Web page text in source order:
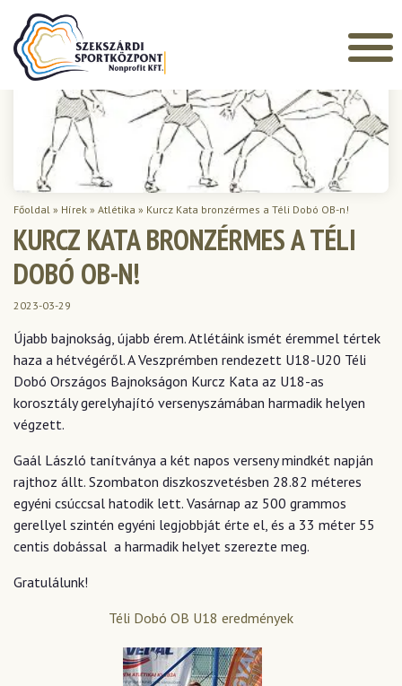
Főoldal » Hírek » Atlétika » Kurcz Kata bronzérmes a Téli Dobó OB-n!
KURCZ KATA BRONZÉRMES A TÉLI
DOBÓ OB-N!
2023-03-29
Újabb bajnokság, újabb érem. Atlétáink ismét éremmel tértek
haza a hétvégéről. A Veszprémben rendezett U18-U20 Téli
Dobó Országos Bajnokságon Kurcz Kata az U18-as
korosztály gerelyhajító versenyszámában harmadik helyen
végzett.
Gaál László tanítványa a két napos verseny mindkét napján
rajthoz állt. Szombaton diszkoszvetésben 28.82 méteres
egyéni csúccsal hatodik lett. Vasárnap az 500 grammos
gerellyel szintén egyéni legjobbját érte el, és a 33 méter 55
centis dobással a harmadik helyet szerezte meg.
Gratulálunk!
Téli Dobó OB U18 eredmények